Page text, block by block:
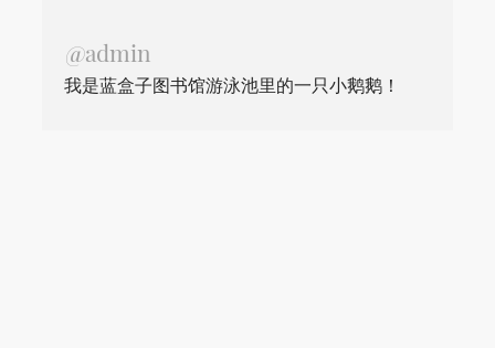
@admin
我是蓝盒子图书馆游泳池里的一只小鹅鹅！